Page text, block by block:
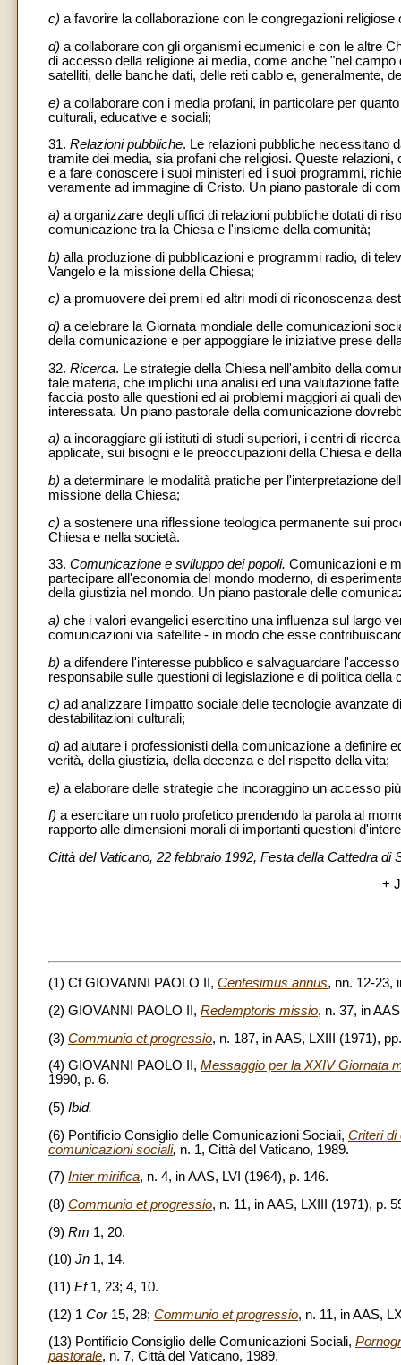
c) a favorire la collaborazione con le congregazioni
d) a collaborare con gli organismi ecumenici e con le altre
di accesso della religione ai media, come anche "nel
satelliti, delle banche dati, delle reti cablo e, generalmente,
e) a collaborare con i media profani, in particolare per
culturali, educative e sociali;
31. Relazioni pubbliche. Le relazioni pubbliche necessitano
tramite dei media, sia profani che religiosi. Queste
e a fare conoscere i suoi ministeri ed i suoi programmi,
veramente ad immagine di Cristo. Un piano pastorale di
a) a organizzare degli uffici di relazioni pubbliche dotati di
comunicazione tra la Chiesa e l'insieme della comunità;
b) alla produzione di pubblicazioni e programmi radio, di
Vangelo e la missione della Chiesa;
c) a promuovere dei premi ed altri modi di riconoscenza
d) a celebrare la Giornata mondiale delle comunicazioni
della comunicazione e per appoggiare le iniziative prese
32. Ricerca. Le strategie della Chiesa nell'ambito della
tale materia, che implichi una analisi ed una valutazione
faccia posto alle questioni ed ai problemi maggiori ai quali
interessata. Un piano pastorale della comunicazione
a) a incoraggiare gli istituti di studi superiori, i centri di
applicate, sui bisogni e le preoccupazioni della Chiesa e
b) a determinare le modalità pratiche per l'interpretazione
missione della Chiesa;
c) a sostenere una riflessione teologica permanente sui
Chiesa e nella società.
33. Comunicazione e sviluppo dei popoli. Comunicazioni e
partecipare all'economia del mondo moderno, di
della giustizia nel mondo. Un piano pastorale delle
a) che i valori evangelici esercitino una influenza sul largo
comunicazioni via satellite - in modo che esse
b) a difendere l'interesse pubblico e salvaguardare
responsabile sulle questioni di legislazione e di politica
c) ad analizzare l'impatto sociale delle tecnologie avanzate
destabilitazioni culturali;
d) ad aiutare i professionisti della comunicazione a definire
verità, della giustizia, della decenza e del rispetto della vita;
e) a elaborare delle strategie che incoraggino un accesso
f) a esercitare un ruolo profetico prendendo la parola al
rapporto alle dimensioni morali di importanti questioni
Città del Vaticano, 22 febbraio 1992, Festa della Cattedra di
+
(1) Cf GIOVANNI PAOLO II, Centesimus annus, nn. 12-23,
(2) GIOVANNI PAOLO II, Redemptoris missio, n. 37, in
(3) Communio et progressio, n. 187, in AAS, LXIII (1971),
(4) GIOVANNI PAOLO II, Messaggio per la XXIV Giornata
1990, p. 6.
(5) Ibid.
(6) Pontificio Consiglio delle Comunicazioni Sociali, Criteri di
comunicazioni sociali, n. 1, Città del Vaticano, 1989.
(7) Inter mirifica, n. 4, in AAS, LVI (1964), p. 146.
(8) Communio et progressio, n. 11, in AAS, LXIII (1971), p.
(9) Rm 1, 20.
(10) Jn 1, 14.
(11) Ef1, 23; 4, 10.
(12) 1 Cor15, 28; Communio et progressio, n. 11, in AAS,
(13) Pontificio Consiglio delle Comunicazioni Sociali,
pastorale, n. 7, Città del Vaticano, 1989.